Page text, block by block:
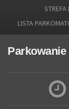
STREFA
LISTA